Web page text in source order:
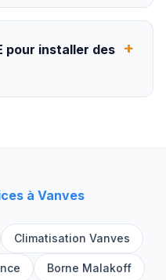
pour installer des
+
à Vanves
Climatisation Vanves
Borne Malakoff